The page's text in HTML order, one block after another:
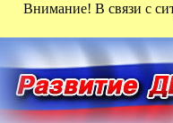
Внимание! В связи с